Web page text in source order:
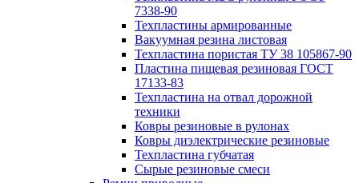
7338-90
Техпластины армированные
Вакуумная резина листовая
Техпластина пористая ТУ 38 105867-90
Пластина пищевая резиновая ГОСТ
17133-83
Техпластина на отвал дорожной
техники
Ковры резиновые в рулонах
Ковры диэлектрические резиновые
Техпластина губчатая
Сырые резиновые смеси